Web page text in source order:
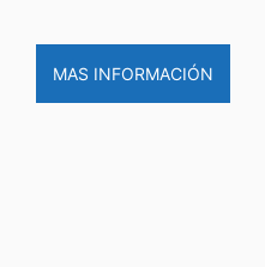
MAS INFORMACIÓN